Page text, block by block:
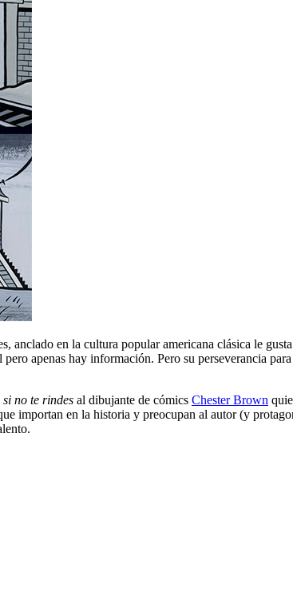
anclado en la cultura popular americana clásica le
apenas hay información. Pero su perseverancia
no te rindes al dibujante de cómics Chester Brown
importan en la historia y preocupan al autor (y